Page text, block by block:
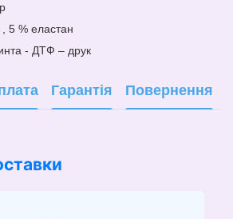
5 % еластан
- ДТФ – друк
Гарантія Повернення